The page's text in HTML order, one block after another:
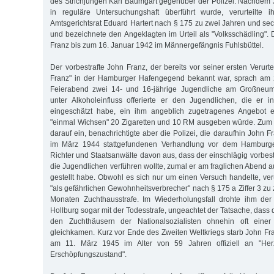
in reguläre Untersuchungshaft überführt wurde,
Amtsgerichtsrat Eduard Hartert nach § 175 zu zwei Jahren und
und bezeichnete den Angeklagten im Urteil als "Volksschädling".
Franz bis zum 16. Januar 1942 im Männergefängnis Fuhlsbüttel.
Der vorbestrafte John Franz, der bereits vor seiner ersten
Franz" in der Hamburger Hafengegend bekannt war, sprach
Feierabend zwei 14- und 16-jährige Jugendliche am
unter Alkoholeinfluss offerierte er den Jugendlichen, die er
eingeschätzt habe, ein ihm angeblich zugetragenes Angebot
"einmal Wichsen" 20 Zigaretten und 10 RM ausgeben würde.
darauf ein, benachrichtigte aber die Polizei, die daraufhin John
im März 1944 stattgefundenen Verhandlung vor dem
Richter und Staatsanwälte davon aus, dass der einschlägig
die Jugendlichen verführen wollte, zumal er am fraglichen Abend
gestellt habe. Obwohl es sich nur um einen Versuch handelte,
"als gefährlichen Gewohnheitsverbrecher" nach § 175 a Ziffer 3
Monaten Zuchthausstrafe. Im Wiederholungsfall drohte ihm der
Hollburg sogar mit der Todesstrafe, ungeachtet der Tatsache,
den Zuchthäusern der Nationalsozialisten ohnehin oft
gleichkamen. Kurz vor Ende des Zweiten Weltkriegs starb John
am 11. März 1945 im Alter von 59 Jahren offiziell an
Erschöpfungszustand".